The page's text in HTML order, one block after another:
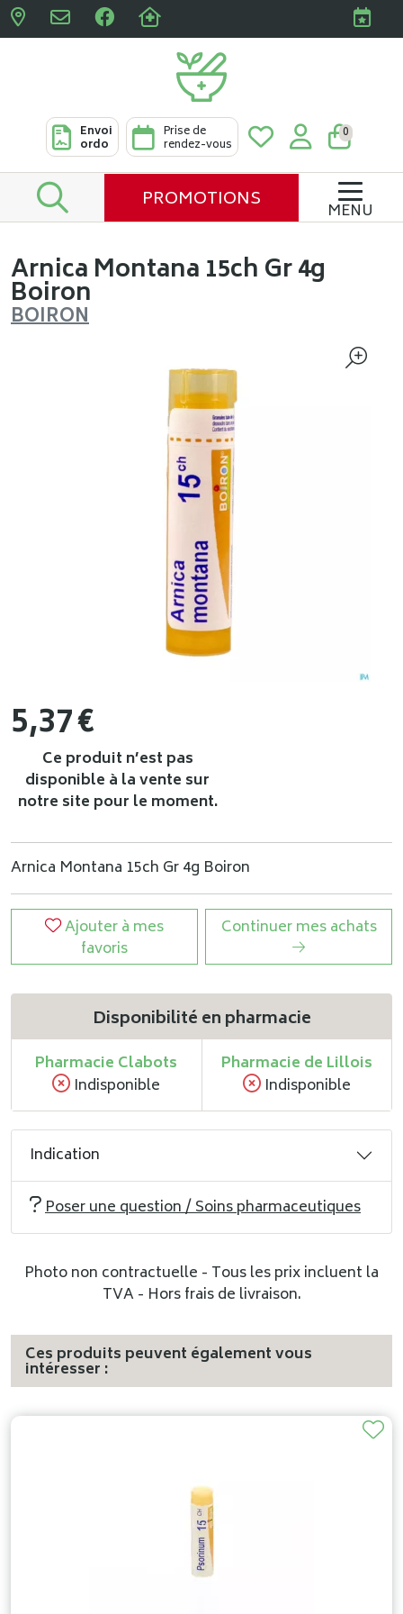
Pharmacies Clabots &
Envoi
ordo
Prise de
rendez-vous
0
PROMOTIONS MENU
Arnica Montana 15ch Gr 4g
Boiron
BOIRON
5,37€
Ce produit n’est pas
disponible à la vente sur
notre site pour le moment.
Arnica Montana 15ch Gr 4g Boiron
Ajouter à mes
favoris
Continuer mes achats
Disponibilité en pharmacie
Pharmacie Clabots
Indisponible
Pharmacie de Lillois
Indisponible
Indication
Poser une question / Soins pharmaceutiques
Photo non contractuelle - Tous les prix incluent la
TVA - Hors frais de livraison.
Ces produits peuvent également vous
intéresser :